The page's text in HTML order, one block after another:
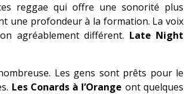
reggae qui offre une sonorité plus
une profondeur à la formation. La voix
agréablement différent. Late Night
Les gens sont prêts pour le
Les Conards à l’Orange ont quelques